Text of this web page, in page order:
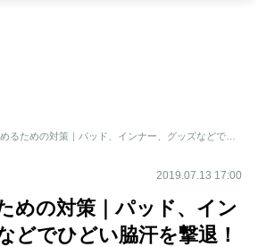
脇汗を止めるための対策｜パッド、インナー、グッズなどでひどい脇汗を撃退！
2019.07.13 17:00
めの対策｜パッド、イン
どでひどい脇汗を撃退！